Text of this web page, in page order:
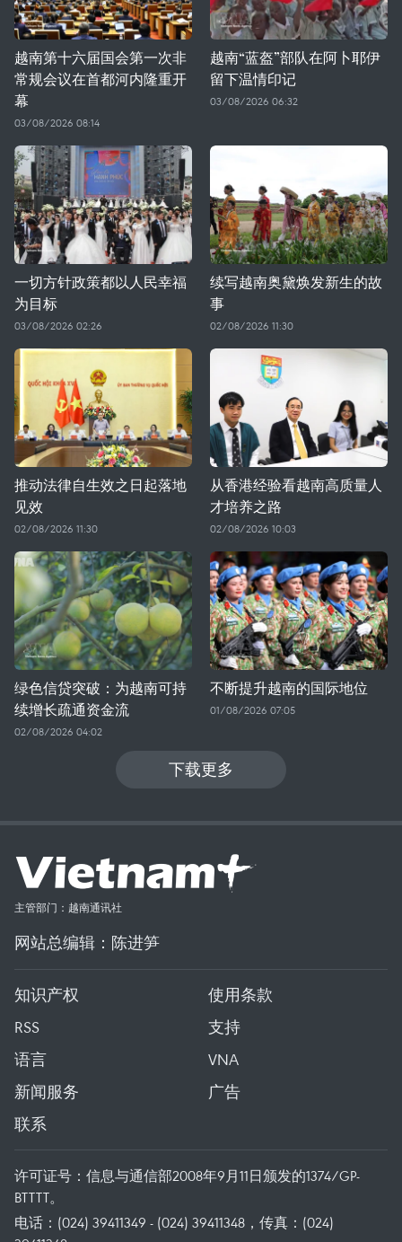
越南第十六届国会第一次非
常规会议在首都河内隆重开
幕
03/08/2026 08:14
越南“蓝盔”部队在阿卜耶伊
留下温情印记
03/08/2026 06:32
一切方针政策都以人民幸福
为目标
03/08/2026 02:26
续写越南奥黛焕发新生的故
事
02/08/2026 11:30
推动法律自生效之日起落地
见效
02/08/2026 11:30
从香港经验看越南高质量人
才培养之路
02/08/2026 10:03
绿色信贷突破：为越南可持
续增长疏通资金流
02/08/2026 04:02
不断提升越南的国际地位
01/08/2026 07:05
下载更多
主管部门：越南通讯社
网站总编辑：陈进笋
知识产权
使用条款
RSS
支持
语言
VNA
新闻服务
广告
联系
许可证号：信息与通信部2008年9月11日颁发的1374/GP-
BTTTT。
电话：(024) 39411349 - (024) 39411348，传真：(024)